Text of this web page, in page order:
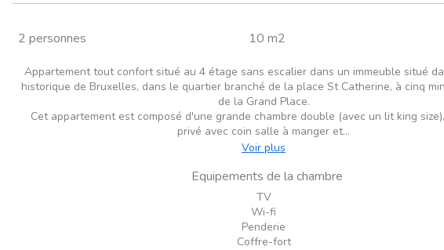
2 personnes 10 m2
Appartement tout confort situé au 4 étage sans escalier dans un immeuble situé
historique de Bruxelles, dans le quartier branché de la place St Catherine, à cinq
de la Grand Place.
Cet appartement est composé d'une grande chambre double (avec un lit king
privé avec coin salle à manger et...
Voir plus
Equipements de la chambre
TV
Wi-fi
Penderie
Coffre-fort